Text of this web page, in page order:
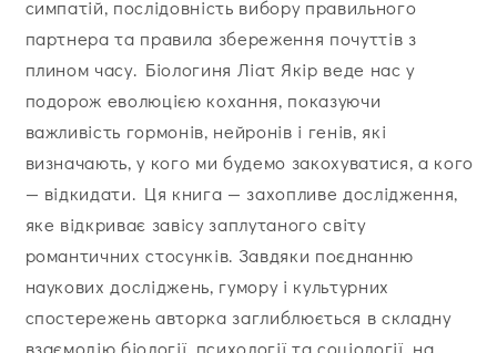
симпатій, послідовність вибору правильного
партнера та правила збереження почуттів з
плином часу. Біологиня Ліат Якір веде нас у
подорож еволюцією кохання, показуючи
важливість гормонів, нейронів і генів, які
визначають, у кого ми будемо закохуватися, а кого
— відкидати. Ця книга — захопливе дослідження,
яке відкриває завісу заплутаного світу
романтичних стосунків. Завдяки поєднанню
наукових досліджень, гумору і культурних
спостережень авторка заглиблюється в складну
взаємодію біології, психології та соціології, на